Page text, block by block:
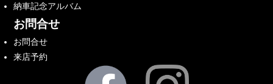
納車記念アルバム
お問合せ
お問合せ
来店予約